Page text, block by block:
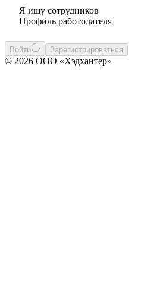
Я ищу сотрудников
Профиль работодателя
Войти Зарегистрироваться
© 2026 ООО «Хэдхантер»